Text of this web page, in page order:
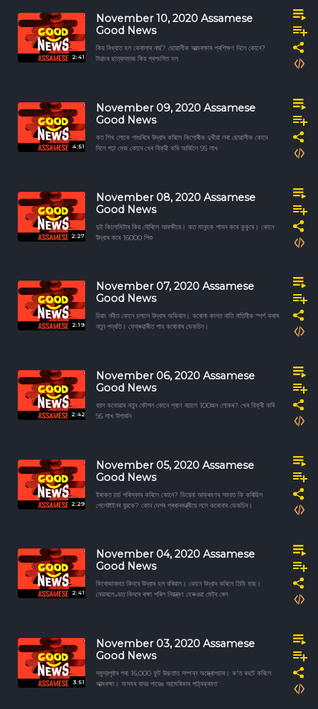
2:41
November 10, 2020 Assamese
Good News
কিয় বিখ্যাত হল কেৰালাৰ নাৰ্ছ? ছোৱালীক আত্মৰক্ষাৰ প্ৰশিক্ষণ দিলে কোনে?
টাৱাংৰ ছাত্ৰসমাজ কিয় প্ৰশংসিত হল
4:51
November 09, 2020 Assamese
Good News
কত শিখ লোকে পাগুৰিৰে উদ্ধাৰ কৰিলে কিশোৰীক দুখীয়া লৰা ছোৱালীক কোনে
দিলে পঢ়া মেজ কোনে খেৰ বিক্রী কৰি আৰ্জিলে 95 লাখ
2:27
November 08, 2020 Assamese
Good News
দুই কিলোমিটাৰ কিয় দৌৰিলে আৰক্ষীয়ে। কত মানুহক শাসন কৰে কুকুৰে। কোনে
উদ্ধাৰ কৰে 16000 শিশু
2:19
November 07, 2020 Assamese
Good News
চিয়াং নদীত কোনে চলালে উদ্ধাৰ অভিযান। কৰোনা কালত নাতি নাতিনীক স্পৰ্শ কৰাৰ
নতুন পদ্ধতি। ফেব্ৰুৱাৰীত পাব কৰোনাৰ ভেকচিন।
2:42
November 06, 2020 Assamese
Good News
বয়স কমোৱাৰ নতুন কৌশল কোনে প্ৰাণ বচালে 100জন লোকৰ? খেৰ বিক্ৰী কৰি
95 লাখ উপাৰ্জন
2:29
November 05, 2020 Assamese
Good News
ইৰাকত চাৰ্চ পৰিস্কাৰ কৰিলে কোনে? ভিয়েনা আক্ৰমণৰ সময়ত কি কৰিছিল
পেলেষ্টাইনৰ যুৱকে? কোন দেশৰ প্ৰধানমন্ত্ৰীয়ে ললে কৰোনাৰ ভেকচিন।
2:41
November 04, 2020 Assamese
Good News
ফিৰোজাবাদত কিদৰে উদ্ধাৰ হল ঘৰিয়াল। কোনে উদ্ধাৰ কৰিলে তিমি মাছ।
নেডাৰলেণ্ডত কিদৰে ৰক্ষা পৰিল নিয়ন্ত্ৰণ হেৰুওৱা মেট্ৰ ৰেল
3:51
November 03, 2020 Assamese
Good News
সমুদ্রপৃষ্ঠৰ পৰা 16,000 ফুট উচ্চতাত সম্পন্ন অস্ত্ৰোপচাৰ। ক'ত ৰবটে কৰিলে
আত্মৰক্ষা। অসমৰ যাদৱ পায়েঙ আমেৰিকাৰ পাঠ্যক্ৰমত